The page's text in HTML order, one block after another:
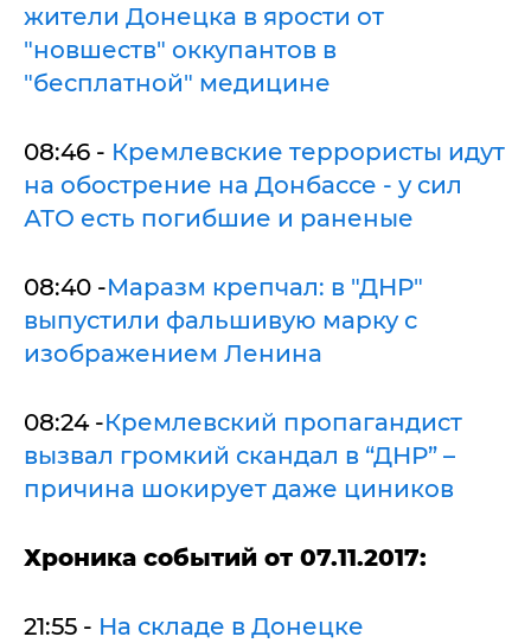
жители Донецка в ярости от
"новшеств" оккупантов в
"бесплатной" медицине
08:46 - Кремлевские террористы идут
на обострение на Донбассе - у сил
АТО есть погибшие и раненые
08:40 -Маразм крепчал: в "ДНР"
выпустили фальшивую марку с
изображением Ленина
08:24 -Кремлевский пропагандист
вызвал громкий скандал в “ДНР” –
причина шокирует даже циников
Хроника событий от 07.11.2017:
21:55 - На складе в Донецке